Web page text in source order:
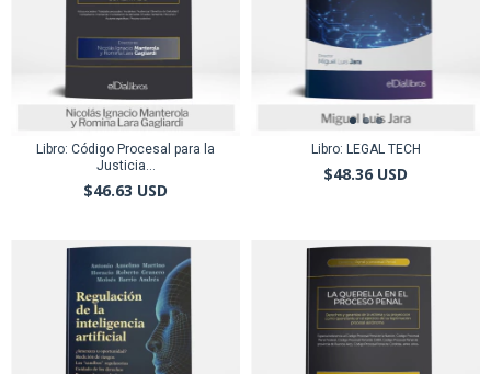
Libro: Código Procesal para la
Justicia...
$46.63 USD
Libro: LEGAL TECH
$48.36 USD